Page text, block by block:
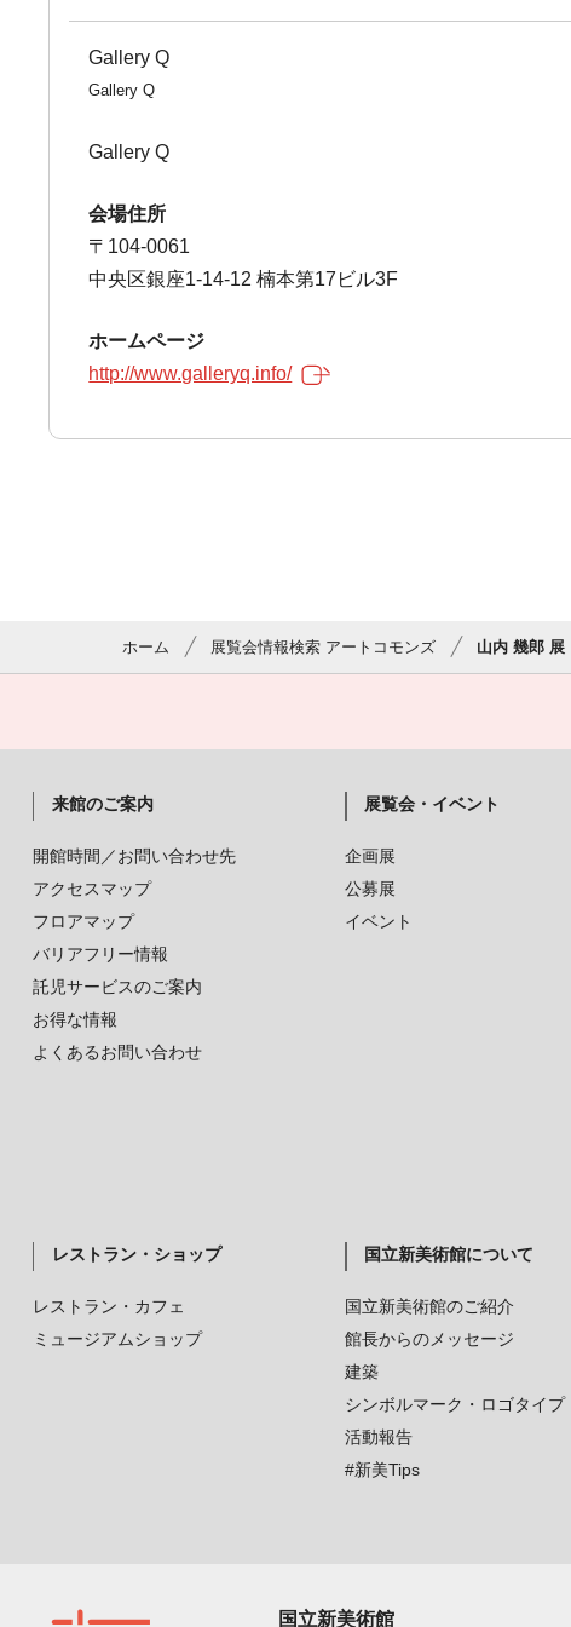
Gallery Q
Gallery Q
Gallery Q
会場住所
〒104-0061
中央区銀座1-14-12 楠本第17ビル3F
ホームページ
http://www.galleryq.info/
ホーム 展覧会情報検索 アートコモンズ 山内 幾郎 展
来館のご案内
開館時間／お問い合わせ先
アクセスマップ
フロアマップ
バリアフリー情報
託児サービスのご案内
お得な情報
よくあるお問い合わせ
展覧会・イベント
企画展
公募展
イベント
レストラン・ショップ
レストラン・カフェ
ミュージアムショップ
国立新美術館について
国立新美術館のご紹介
館長からのメッセージ
建築
シンボルマーク・ロゴタイプ
活動報告
#新美Tips
国立新美術館